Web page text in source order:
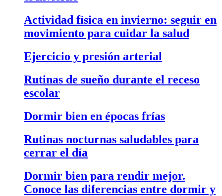
Actividad física en invierno: seguir en
movimiento para cuidar la salud
Ejercicio y presión arterial
Rutinas de sueño durante el receso
escolar
Dormir bien en épocas frías
Rutinas nocturnas saludables para
cerrar el día
Dormir bien para rendir mejor.
Conoce las diferencias entre dormir y